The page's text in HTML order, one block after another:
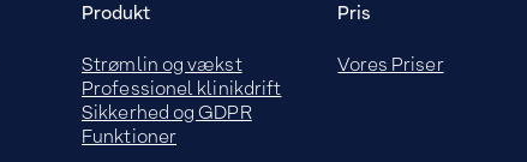
Produkt
Strømlin og vækst
Professionel klinikdrift
Sikkerhed og GDPR
Funktioner
Pris
Vores Priser